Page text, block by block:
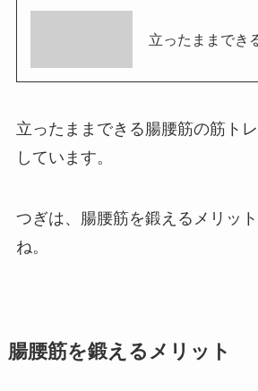
立ったままでき
立ったままできる腸腰筋の筋ト
しています。
つぎは、腸腰筋を鍛えるメリッ
ね。
腸腰筋を鍛えるメリット